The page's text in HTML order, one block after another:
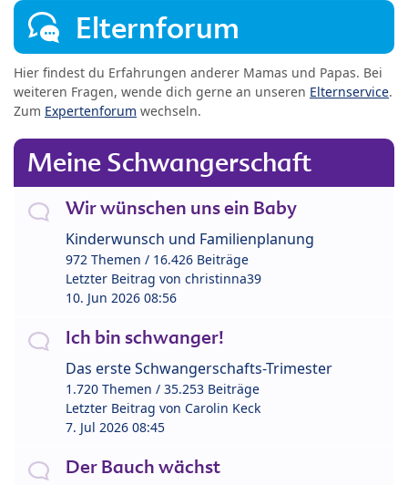
Elternforum
Hier findest du Erfahrungen anderer Mamas und Papas. Bei
weiteren Fragen, wende dich gerne an unseren Elternservice.
Zum Expertenforum wechseln.
Meine Schwangerschaft
Wir wünschen uns ein Baby
Kinderwunsch und Familienplanung
972 Themen / 16.426 Beiträge
Letzter Beitrag von christinna39
10. Jun 2026 08:56
Ich bin schwanger!
Das erste Schwangerschafts-Trimester
1.720 Themen / 35.253 Beiträge
Letzter Beitrag von Carolin Keck
7. Jul 2026 08:45
Der Bauch wächst